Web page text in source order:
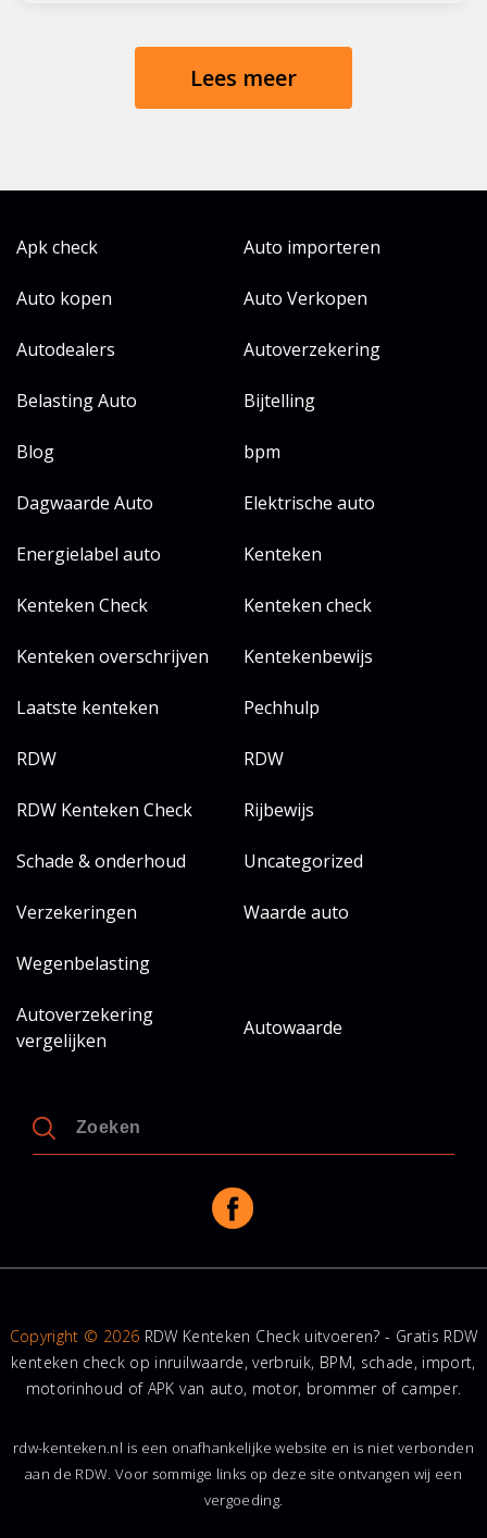
Lees meer
Apk check Auto importeren
Auto kopen Auto Verkopen
Autodealers Autoverzekering
Belasting Auto Bijtelling
Blog bpm
Dagwaarde Auto Elektrische auto
Energielabel auto Kenteken
Kenteken Check Kenteken check
Kenteken overschrijven Kentekenbewijs
Laatste kenteken Pechhulp
RDW RDW
RDW Kenteken Check Rijbewijs
Schade & onderhoud Uncategorized
Verzekeringen Waarde auto
Wegenbelasting
Autoverzekering
vergelijken
Autowaarde
Copyright © 2026 RDW Kenteken Check uitvoeren? - Gratis RDW
kenteken check op inruilwaarde, verbruik, BPM, schade, import,
motorinhoud of APK van auto, motor, brommer of camper.
rdw-kenteken.nl is een onafhankelijke website en is niet verbonden
aan de RDW. Voor sommige links op deze site ontvangen wij een
vergoeding.